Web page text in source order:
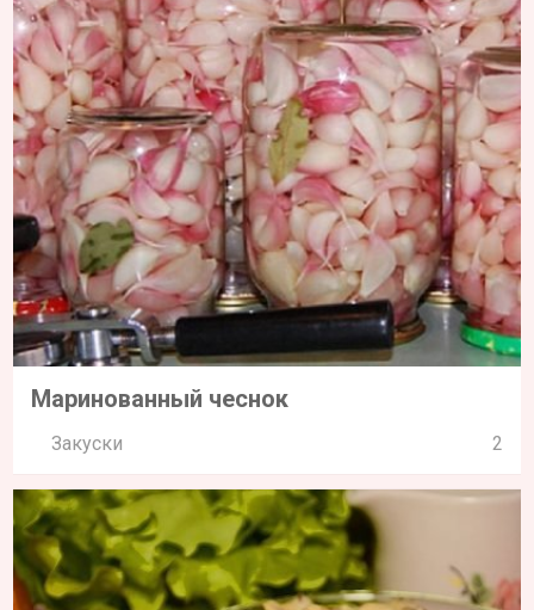
Маринованный чеснок
Закуски 2